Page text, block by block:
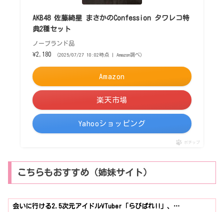
AKB48 佐藤綺星 まさかのConfession タワレコ特
典2種セット
ノーブランド品
¥2,180
（2025/07/27 10:02時点 | Amazon調べ）
Amazon
楽天市場
Yahooショッピング
ポチップ
こちらもおすすめ（姉妹サイト）
会いに行ける2.5次元アイドルVTuber「らびぱれ!!」、…